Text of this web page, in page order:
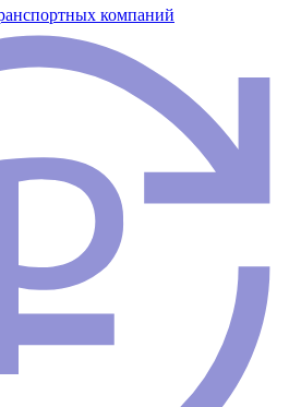
компаний